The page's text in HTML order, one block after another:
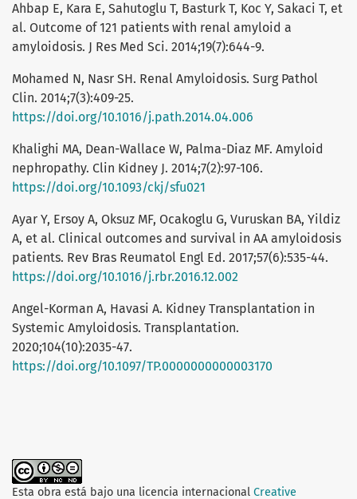
Ahbap E, Kara E, Sahutoglu T, Basturk T, Koc Y, Sakaci T, et
al. Outcome of 121 patients with renal amyloid a
amyloidosis. J Res Med Sci. 2014;19(7):644-9.
Mohamed N, Nasr SH. Renal Amyloidosis. Surg Pathol
Clin. 2014;7(3):409-25.
https://doi.org/10.1016/j.path.2014.04.006
Khalighi MA, Dean-Wallace W, Palma-Diaz MF. Amyloid
nephropathy. Clin Kidney J. 2014;7(2):97-106.
https://doi.org/10.1093/ckj/sfu021
Ayar Y, Ersoy A, Oksuz MF, Ocakoglu G, Vuruskan BA, Yildiz
A, et al. Clinical outcomes and survival in AA amyloidosis
patients. Rev Bras Reumatol Engl Ed. 2017;57(6):535-44.
https://doi.org/10.1016/j.rbr.2016.12.002
Angel-Korman A, Havasi A. Kidney Transplantation in
Systemic Amyloidosis. Transplantation.
2020;104(10):2035-47.
https://doi.org/10.1097/TP.0000000000003170
Esta obra está bajo una licencia internacional Creative